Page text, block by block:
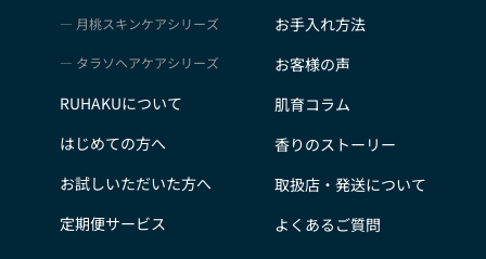
月桃スキンケアシリーズ
タラソヘアケアシリーズ
RUHAKUについて
はじめての方へ
お試しいただいた方へ
定期便サービス
お手入れ方法
お客様の声
肌育コラム
香りのストーリー
取扱店・発送について
よくあるご質問